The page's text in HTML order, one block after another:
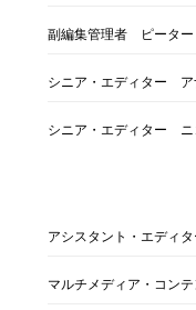
副編集管理者 ピーター
シニア・エディター ア
シニア・エディター ニ
アシスタント・エディ
マルチメディア・コン